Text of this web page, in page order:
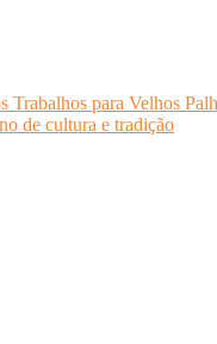
Trabalhos para Velhos
de cultura e tradição